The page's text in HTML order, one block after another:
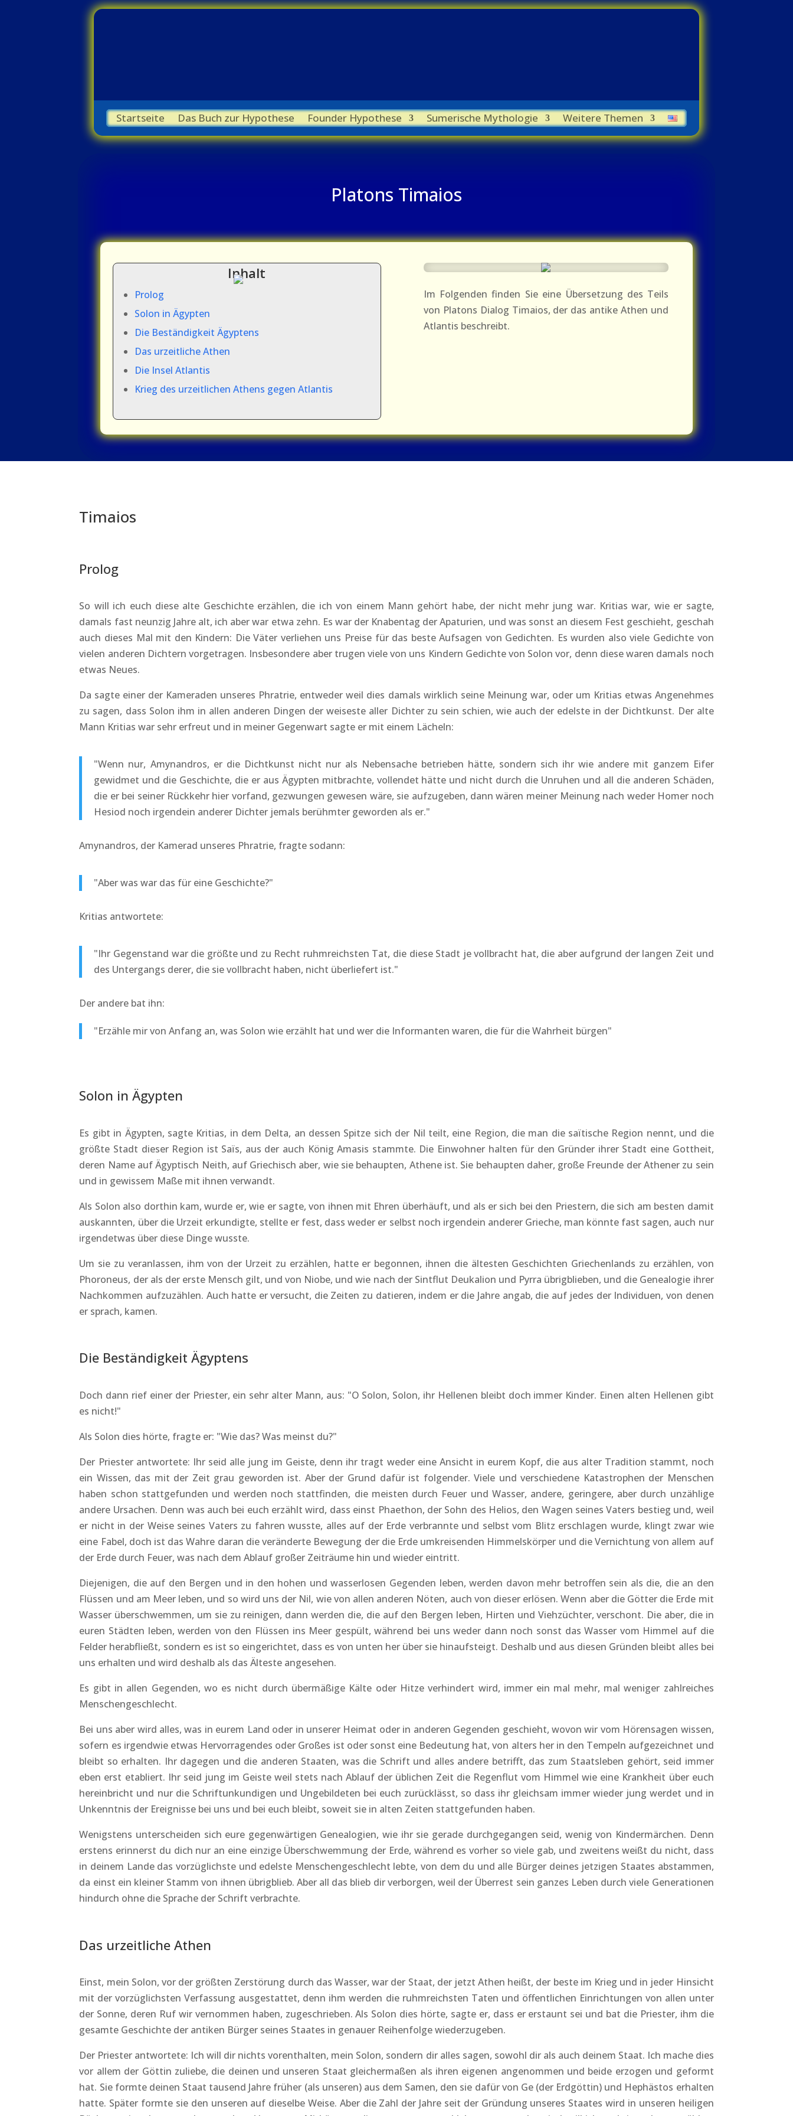
Startseite Das Buch zur Hypothese Founder Hypothese Sumerische Mythologie Weitere Themen
Platons Timaios
Inhalt
Prolog
Solon in Ägypten
Die Beständigkeit Ägyptens
Das urzeitliche Athen
Die Insel Atlantis
Krieg des urzeitlichen Athens gegen Atlantis
Im Folgenden finden Sie eine Übersetzung des Teils
von Platons Dialog Timaios, der das antike Athen und
Atlantis beschreibt.
Timaios
Prolog
So will ich euch diese alte Geschichte erzählen, die ich von einem Mann gehört habe, der nicht mehr jung war. Kritias war, wie er sagte,
damals fast neunzig Jahre alt, ich aber war etwa zehn. Es war der Knabentag der Apaturien, und was sonst an diesem Fest geschieht, geschah
auch dieses Mal mit den Kindern: Die Väter verliehen uns Preise für das beste Aufsagen von Gedichten. Es wurden also viele Gedichte von
vielen anderen Dichtern vorgetragen. Insbesondere aber trugen viele von uns Kindern Gedichte von Solon vor, denn diese waren damals noch
etwas Neues.
Da sagte einer der Kameraden unseres Phratrie, entweder weil dies damals wirklich seine Meinung war, oder um Kritias etwas Angenehmes
zu sagen, dass Solon ihm in allen anderen Dingen der weiseste aller Dichter zu sein schien, wie auch der edelste in der Dichtkunst. Der alte
Mann Kritias war sehr erfreut und in meiner Gegenwart sagte er mit einem Lächeln:
"Wenn nur, Amynandros, er die Dichtkunst nicht nur als Nebensache betrieben hätte, sondern sich ihr wie andere mit ganzem Eifer
gewidmet und die Geschichte, die er aus Ägypten mitbrachte, vollendet hätte und nicht durch die Unruhen und all die anderen Schäden,
die er bei seiner Rückkehr hier vorfand, gezwungen gewesen wäre, sie aufzugeben, dann wären meiner Meinung nach weder Homer noch
Hesiod noch irgendein anderer Dichter jemals berühmter geworden als er."
Amynandros, der Kamerad unseres Phratrie, fragte sodann:
"Aber was war das für eine Geschichte?"
Kritias antwortete:
"Ihr Gegenstand war die größte und zu Recht ruhmreichsten Tat, die diese Stadt je vollbracht hat, die aber aufgrund der langen Zeit und
des Untergangs derer, die sie vollbracht haben, nicht überliefert ist."
Der andere bat ihn:
"Erzähle mir von Anfang an, was Solon wie erzählt hat und wer die Informanten waren, die für die Wahrheit bürgen"
Solon in Ägypten
Es gibt in Ägypten, sagte Kritias, in dem Delta, an dessen Spitze sich der Nil teilt, eine Region, die man die saïtische Region nennt, und die
größte Stadt dieser Region ist Saïs, aus der auch König Amasis stammte. Die Einwohner halten für den Gründer ihrer Stadt eine Gottheit,
deren Name auf Ägyptisch Neith, auf Griechisch aber, wie sie behaupten, Athene ist. Sie behaupten daher, große Freunde der Athener zu sein
und in gewissem Maße mit ihnen verwandt.
Als Solon also dorthin kam, wurde er, wie er sagte, von ihnen mit Ehren überhäuft, und als er sich bei den Priestern, die sich am besten damit
auskannten, über die Urzeit erkundigte, stellte er fest, dass weder er selbst noch irgendein anderer Grieche, man könnte fast sagen, auch nur
irgendetwas über diese Dinge wusste.
Um sie zu veranlassen, ihm von der Urzeit zu erzählen, hatte er begonnen, ihnen die ältesten Geschichten Griechenlands zu erzählen, von
Phoroneus, der als der erste Mensch gilt, und von Niobe, und wie nach der Sintflut Deukalion und Pyrra übrigblieben, und die Genealogie ihrer
Nachkommen aufzuzählen. Auch hatte er versucht, die Zeiten zu datieren, indem er die Jahre angab, die auf jedes der Individuen, von denen
er sprach, kamen.
Die Beständigkeit Ägyptens
Doch dann rief einer der Priester, ein sehr alter Mann, aus: "O Solon, Solon, ihr Hellenen bleibt doch immer Kinder. Einen alten Hellenen gibt
es nicht!"
Als Solon dies hörte, fragte er: "Wie das? Was meinst du?"
Der Priester antwortete: Ihr seid alle jung im Geiste, denn ihr tragt weder eine Ansicht in eurem Kopf, die aus alter Tradition stammt, noch
ein Wissen, das mit der Zeit grau geworden ist. Aber der Grund dafür ist folgender. Viele und verschiedene Katastrophen der Menschen
haben schon stattgefunden und werden noch stattfinden, die meisten durch Feuer und Wasser, andere, geringere, aber durch unzählige
andere Ursachen. Denn was auch bei euch erzählt wird, dass einst Phaethon, der Sohn des Helios, den Wagen seines Vaters bestieg und, weil
er nicht in der Weise seines Vaters zu fahren wusste, alles auf der Erde verbrannte und selbst vom Blitz erschlagen wurde, klingt zwar wie
eine Fabel, doch ist das Wahre daran die veränderte Bewegung der die Erde umkreisenden Himmelskörper und die Vernichtung von allem auf
der Erde durch Feuer, was nach dem Ablauf großer Zeiträume hin und wieder eintritt.
Diejenigen, die auf den Bergen und in den hohen und wasserlosen Gegenden leben, werden davon mehr betroffen sein als die, die an den
Flüssen und am Meer leben, und so wird uns der Nil, wie von allen anderen Nöten, auch von dieser erlösen. Wenn aber die Götter die Erde mit
Wasser überschwemmen, um sie zu reinigen, dann werden die, die auf den Bergen leben, Hirten und Viehzüchter, verschont. Die aber, die in
euren Städten leben, werden von den Flüssen ins Meer gespült, während bei uns weder dann noch sonst das Wasser vom Himmel auf die
Felder herabfließt, sondern es ist so eingerichtet, dass es von unten her über sie hinaufsteigt. Deshalb und aus diesen Gründen bleibt alles bei
uns erhalten und wird deshalb als das Älteste angesehen.
Es gibt in allen Gegenden, wo es nicht durch übermäßige Kälte oder Hitze verhindert wird, immer ein mal mehr, mal weniger zahlreiches
Menschengeschlecht.
Bei uns aber wird alles, was in eurem Land oder in unserer Heimat oder in anderen Gegenden geschieht, wovon wir vom Hörensagen wissen,
sofern es irgendwie etwas Hervorragendes oder Großes ist oder sonst eine Bedeutung hat, von alters her in den Tempeln aufgezeichnet und
bleibt so erhalten. Ihr dagegen und die anderen Staaten, was die Schrift und alles andere betrifft, das zum Staatsleben gehört, seid immer
eben erst etabliert. Ihr seid jung im Geiste weil stets nach Ablauf der üblichen Zeit die Regenflut vom Himmel wie eine Krankheit über euch
hereinbricht und nur die Schriftunkundigen und Ungebildeten bei euch zurücklässt, so dass ihr gleichsam immer wieder jung werdet und in
Unkenntnis der Ereignisse bei uns und bei euch bleibt, soweit sie in alten Zeiten stattgefunden haben.
Wenigstens unterscheiden sich eure gegenwärtigen Genealogien, wie ihr sie gerade durchgegangen seid, wenig von Kindermärchen. Denn
erstens erinnerst du dich nur an eine einzige Überschwemmung der Erde, während es vorher so viele gab, und zweitens weißt du nicht, dass
in deinem Lande das vorzüglichste und edelste Menschengeschlecht lebte, von dem du und alle Bürger deines jetzigen Staates abstammen,
da einst ein kleiner Stamm von ihnen übrigblieb. Aber all das blieb dir verborgen, weil der Überrest sein ganzes Leben durch viele Generationen
hindurch ohne die Sprache der Schrift verbrachte.
Das urzeitliche Athen
Einst, mein Solon, vor der größten Zerstörung durch das Wasser, war der Staat, der jetzt Athen heißt, der beste im Krieg und in jeder Hinsicht
mit der vorzüglichsten Verfassung ausgestattet, denn ihm werden die ruhmreichsten Taten und öffentlichen Einrichtungen von allen unter
der Sonne, deren Ruf wir vernommen haben, zugeschrieben. Als Solon dies hörte, sagte er, dass er erstaunt sei und bat die Priester, ihm die
gesamte Geschichte der antiken Bürger seines Staates in genauer Reihenfolge wiederzugeben.
Der Priester antwortete: Ich will dir nichts vorenthalten, mein Solon, sondern dir alles sagen, sowohl dir als auch deinem Staat. Ich mache dies
vor allem der Göttin zuliebe, die deinen und unseren Staat gleichermaßen als ihren eigenen angenommen und beide erzogen und geformt
hat. Sie formte deinen Staat tausend Jahre früher (als unseren) aus dem Samen, den sie dafür von Ge (der Erdgöttin) und Hephästos erhalten
hatte. Später formte sie den unseren auf dieselbe Weise. Aber die Zahl der Jahre seit der Gründung unseres Staates wird in unseren heiligen